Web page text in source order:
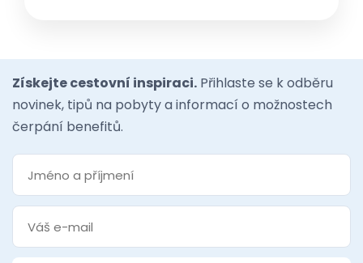
Získejte cestovní inspiraci. Přihlaste se k odběru
novinek, tipů na pobyty a informací o možnostech
čerpání benefitů.